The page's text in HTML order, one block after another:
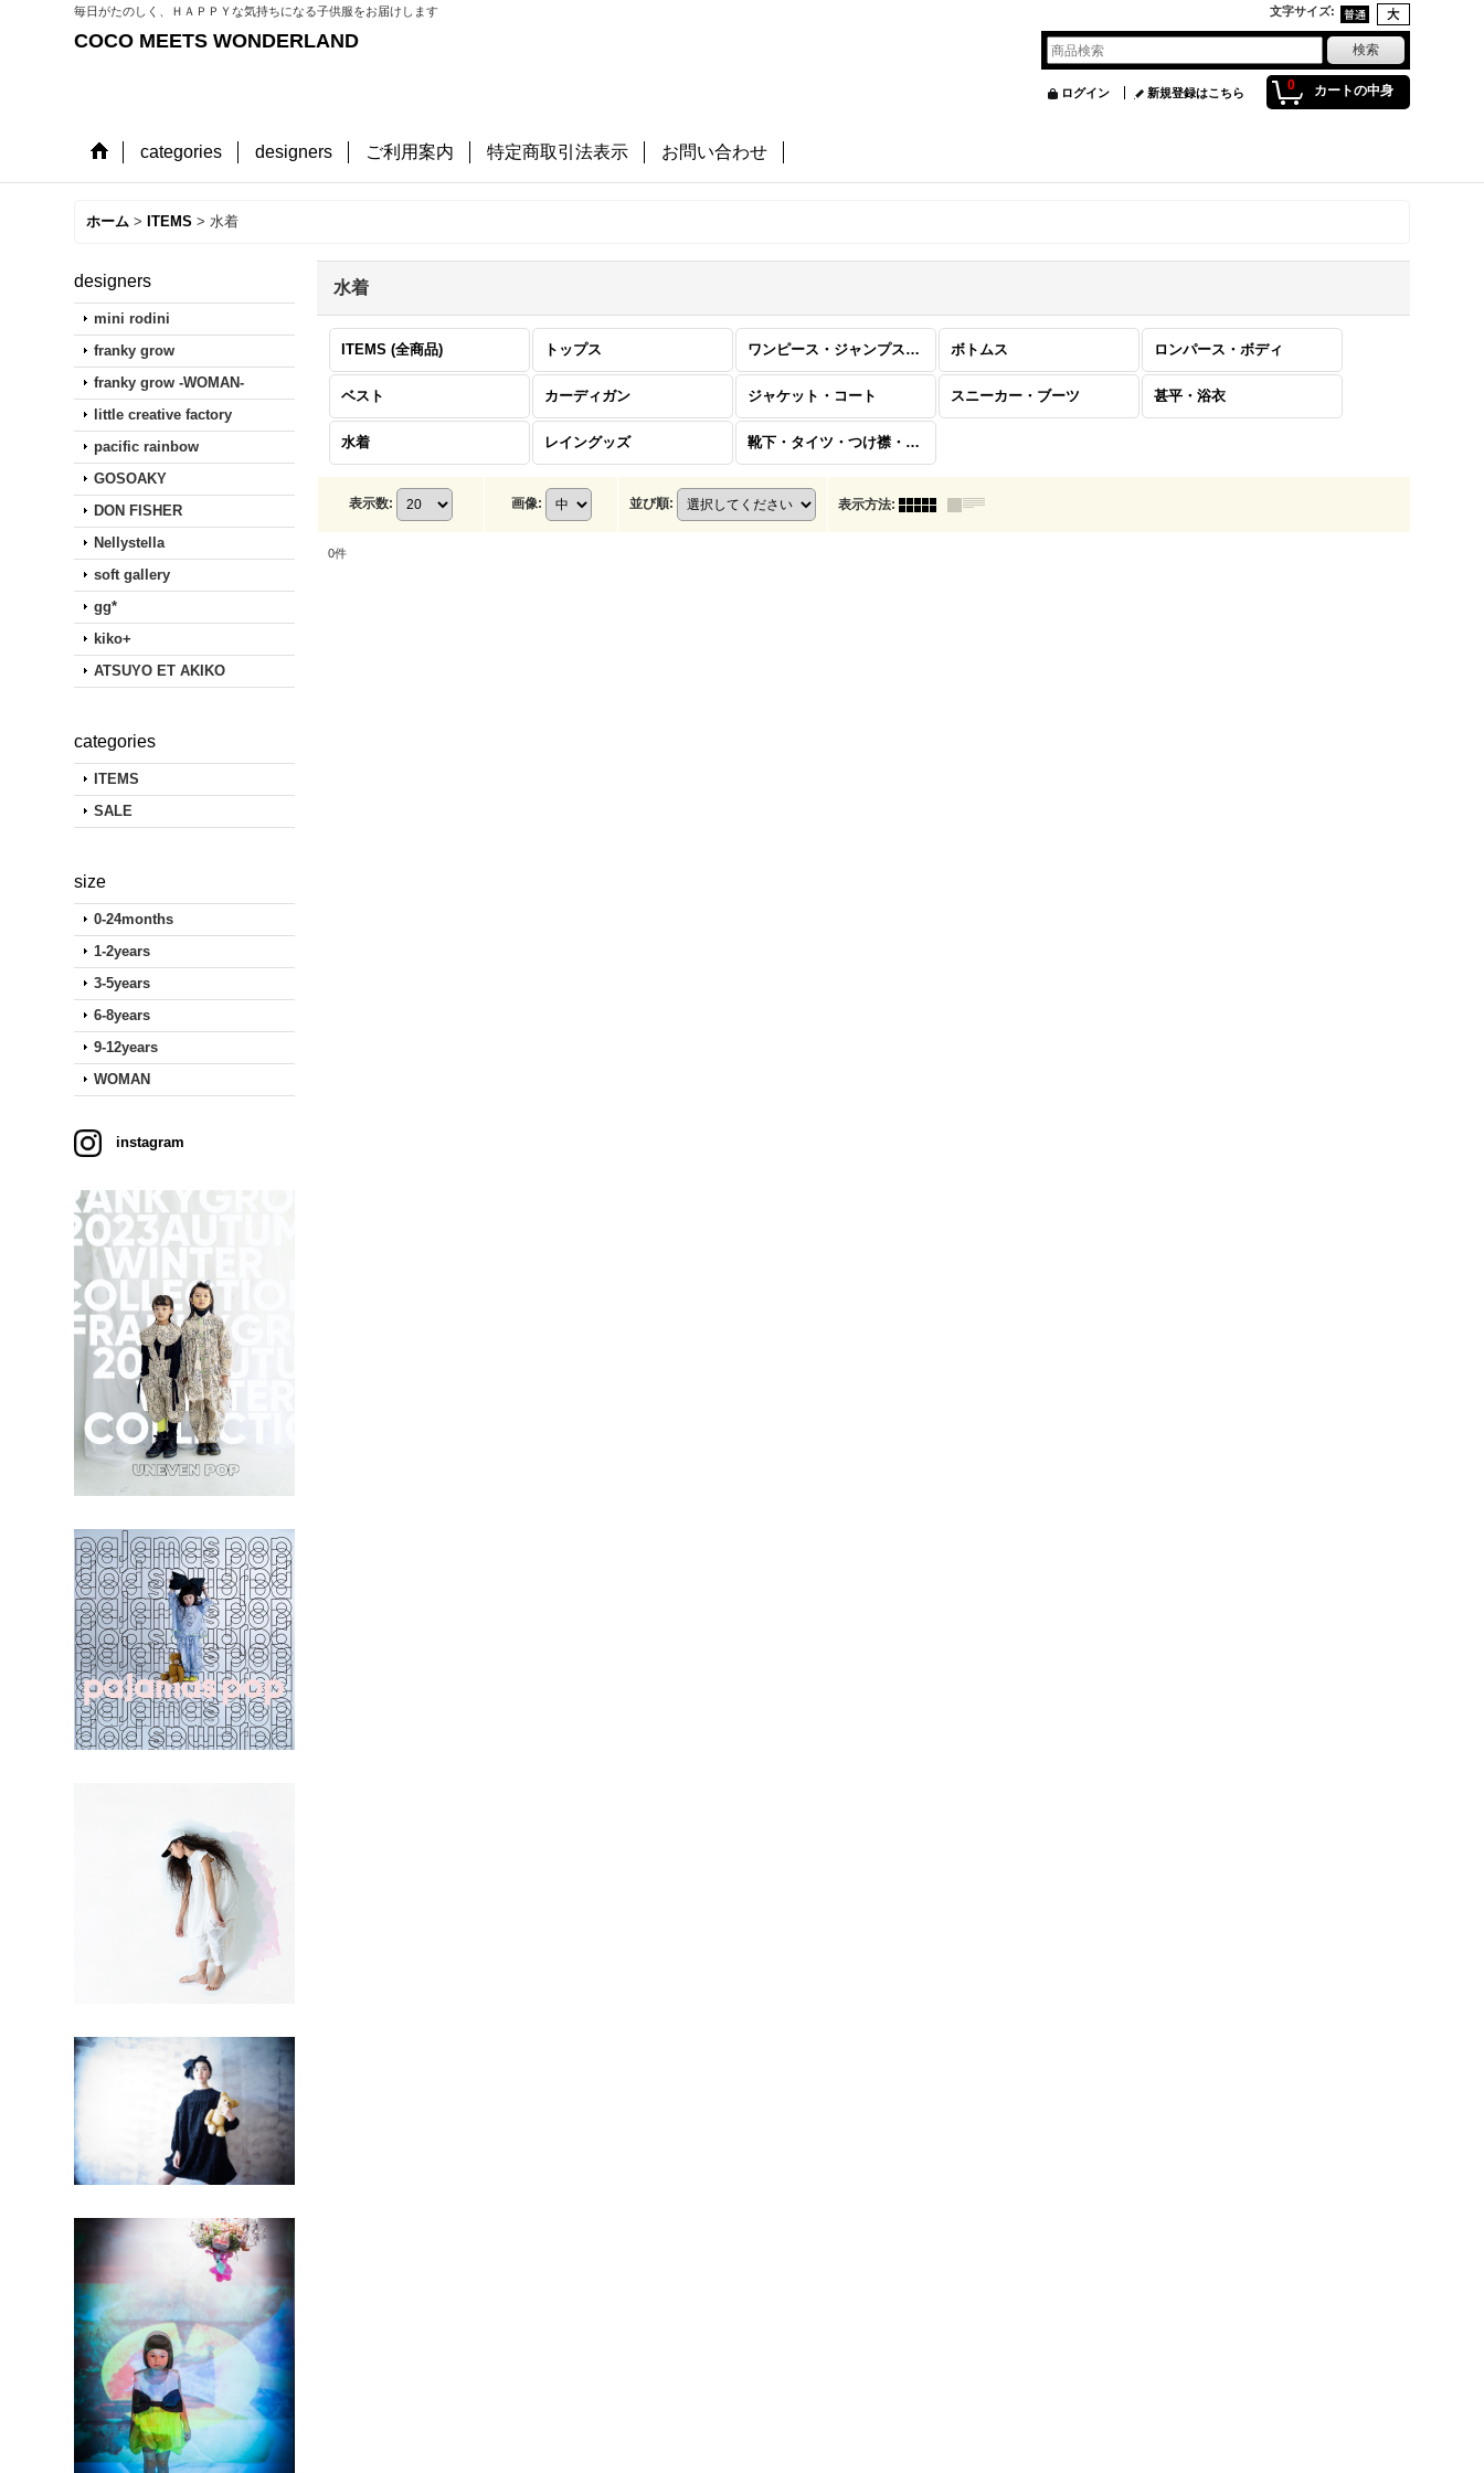
毎日がたのしく、ＨＡＰＰＹな気持ちになる子供服をお届けします 文字サイズ:
COCO MEETS WONDERLAND
0 カートの中身
ログイン 新規登録はこちら
categories designers ご利用案内 特定商取引法表示 お問い合わせ
ホーム > ITEMS > 水着
designers
mini rodini
franky grow
franky grow -WOMAN-
little creative factory
pacific rainbow
GOSOAKY
DON FISHER
Nellystella
soft gallery
gg*
kiko+
ATSUYO ET AKIKO
categories
ITEMS
SALE
size
0-24months
1-2years
3-5years
6-8years
9-12years
WOMAN
instagram
水着
ITEMS (全商品) トップス ワンピース・ジャンプスーツ ボトムス ロンパース・ボディ
ベスト カーディガン ジャケット・コート スニーカー・ブーツ 甚平・浴衣
水着 レイングッズ 靴下・タイツ・つけ襟・帽子・バッグ・雑貨
表示数: 画像: 並び順: 表示方法:
0件